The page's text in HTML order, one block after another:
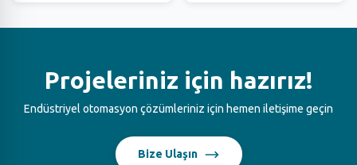
Projeleriniz için hazırız!
Endüstriyel otomasyon çözümleriniz için hemen iletişime geçin
Bize Ulaşın